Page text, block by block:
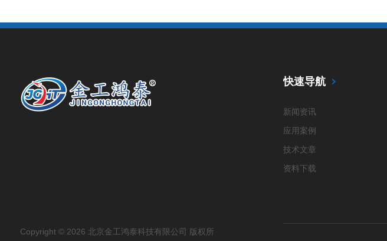
快速导航
新闻资讯
应用案例
技术文章
资料下载
Copyright © 2026 北京金工鸿泰科技有限公司 版权所